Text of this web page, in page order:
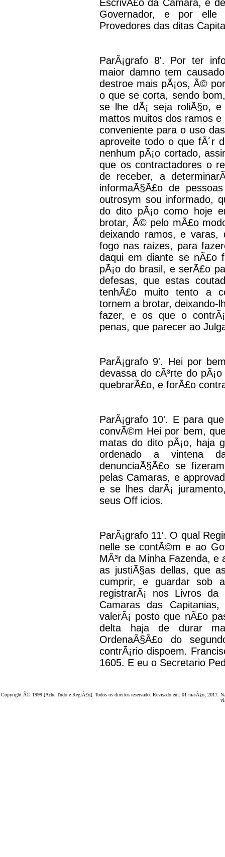
EscrivÃ£o da Camara, e
Governador, e por elle
Provedores das ditas
ParÃ¡grafo 8'. Por ter
maior damno tem
destroe mais pÃ¡os, Ã©
o que se corta, sendo
se lhe dÃ¡ seja roliÃ§o,
mattos muitos dos ramos
conveniente para o uso
aproveite todo o que fÃ´r
nenhum pÃ¡o cortado,
que os contractadores o
de receber, a
informaÃ§Ã£o de
outrosym sou informado,
do dito pÃ¡o como hoje
brotar, Ã© pelo mÃ£o
deixando ramos, e varas,
fogo nas raizes, para
daqui em diante se nÃ£o
pÃ¡o do brasil, e serÃ£o
defesas, que estas
tenhÃ£o muito tento a
tornem a brotar, deixando-
fazer, e os que o
penas, que parecer ao
ParÃ¡grafo 9'. Hei por
devassa do cÃ³rte do
quebrarÃ£o, e forÃ£o
ParÃ¡grafo 10'. E para
convÃ©m Hei por bem,
matas do dito pÃ¡o, haja
ordenado a vintena
denunciaÃ§Ã£o se
pelas Camaras, e
e se lhes darÃ¡
seus Off icios.
ParÃ¡grafo 11'. O qual
nelle se contÃ©m e ao
MÃ³r da Minha Fazenda,
as justiÃ§as dellas, que
cumprir, e guardar sob
registrarÃ¡ nos Livros
Camaras das
valerÃ¡ posto que nÃ£o
delta haja de durar
OrdenaÃ§Ã£o do
contrÃ¡rio dispoem.
1605. E eu o Secretario
Copyright Â© 1999 [Ache Tudo e RegiÃ£o]. Todos os direitos reservado. Revisado em: 01 marÃ§o, 2017.